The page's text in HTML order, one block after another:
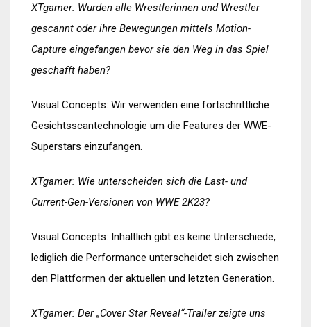
XTgamer: Wurden alle Wrestlerinnen und Wrestler
gescannt oder ihre Bewegungen mittels Motion-
Capture eingefangen bevor sie den Weg in das Spiel
geschafft haben?
Visual Concepts: Wir verwenden eine fortschrittliche
Gesichtsscantechnologie um die Features der WWE-
Superstars einzufangen.
XTgamer: Wie unterscheiden sich die Last- und
Current-Gen-Versionen von WWE 2K23?
Visual Concepts: Inhaltlich gibt es keine Unterschiede,
lediglich die Performance unterscheidet sich zwischen
den Plattformen der aktuellen und letzten Generation.
XTgamer: Der „Cover Star Reveal“-Trailer zeigte uns